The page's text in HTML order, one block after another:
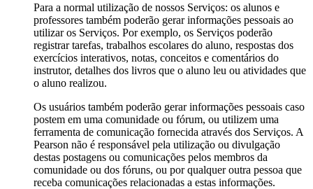
Para a normal utilização de nossos Serviços: os alunos e
professores também poderão gerar informações pessoais ao
utilizar os Serviços. Por exemplo, os Serviços poderão
registrar tarefas, trabalhos escolares do aluno, respostas dos
exercícios interativos, notas, conceitos e comentários do
instrutor, detalhes dos livros que o aluno leu ou atividades que
o aluno realizou.
Os usuários também poderão gerar informações pessoais caso
postem em uma comunidade ou fórum, ou utilizem uma
ferramenta de comunicação fornecida através dos Serviços. A
Pearson não é responsável pela utilização ou divulgação
destas postagens ou comunicações pelos membros da
comunidade ou dos fóruns, ou por qualquer outra pessoa que
receba comunicações relacionadas a estas informações.